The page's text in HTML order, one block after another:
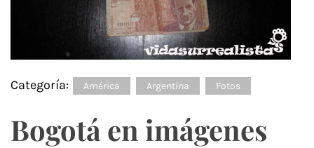
Categoría: América Argentina Fotos
Bogotá en imágenes